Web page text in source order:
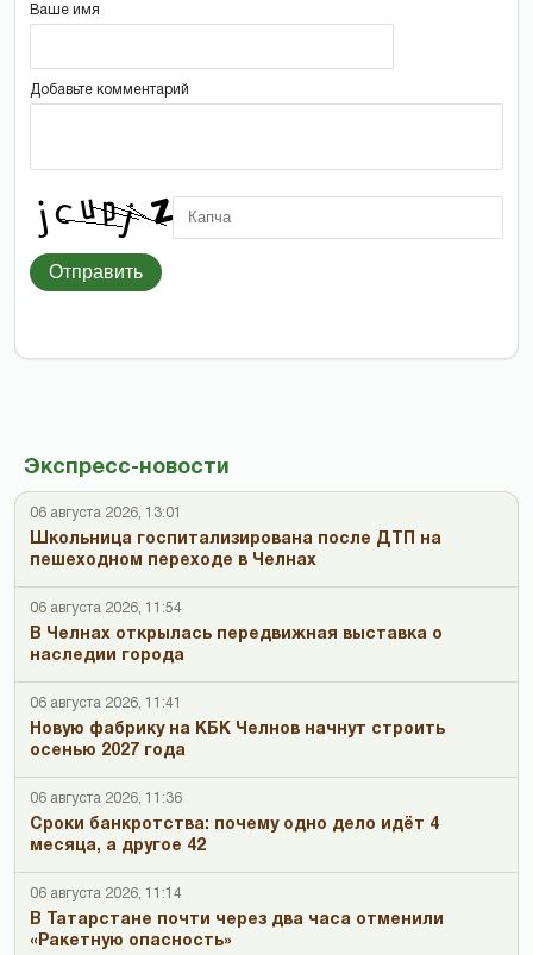
Экспресс-новости
06 августа 2026, 13:01
Школьница госпитализирована после ДТП на
пешеходном переходе в Челнах
06 августа 2026, 11:54
В Челнах открылась передвижная выставка о
наследии города
06 августа 2026, 11:41
Новую фабрику на КБК Челнов начнут строить
осенью 2027 года
06 августа 2026, 11:36
Сроки банкротства: почему одно дело идёт 4
месяца, а другое 42
06 августа 2026, 11:14
В Татарстане почти через два часа отменили
«Ракетную опасность»
Ваше имя
Добавьте комментарий
Отправить